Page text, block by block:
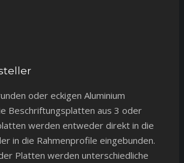
oder eckigen Aluminium
Beschriftungsplatten aus 3 oder
werden entweder direkt in die
in die Rahmenprofile eingebunden.
Platten werden unterschiedliche